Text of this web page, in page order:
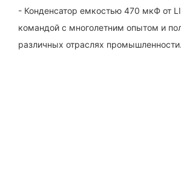
- Конденсатор емкостью 470 мкФ от
командой с многолетним опытом и
различных отраслях промышленности.